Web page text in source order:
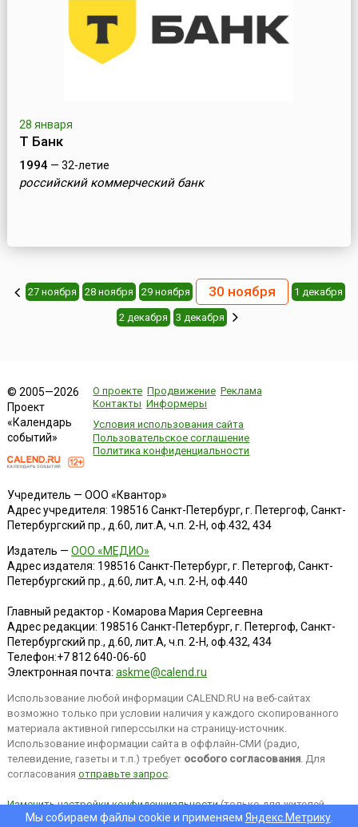
28 января
Т Банк
1994— 32-летие
российский коммерческий банк
27 ноября 28 ноября 29 ноября 30 ноября 1 декабря
2 декабря 3 декабря
© 2005—2026
Проект
«Календарь
событий»
О проекте Продвижение Реклама
Контакты Информеры
Условия использования сайта
Пользовательское соглашение
Политика конфиденциальности
Учредитель — ООО «Квантор»
Адрес учредителя: 198516 Санкт-Петербург, г. Петергоф, Санкт-
Петербургский пр., д.60, лит.А, ч.п. 2-Н, оф.432, 434
Издатель — ООО «МЕДИО»
Адрес издателя: 198516 Санкт-Петербург, г. Петергоф, Санкт-
Петербургский пр., д.60, лит.А, ч.п. 2-Н, оф.440
Главный редактор - Комарова Мария Сергеевна
Адрес редакции: 198516 Санкт-Петербург, г. Петергоф, Санкт-
Петербургский пр., д.60, лит.А, ч.п. 2-Н, оф.432, 434
Телефон:+7 812 640-06-60
Электронная почта: askme@calend.ru
Использование любой информации CALEND.RU на веб-сайтах
возможно только при условии наличия у каждого скопированного
материала активной гиперссылки на страницу-источник.
Использование информации сайта в оффлайн-СМИ (радио,
телевидение, газеты и т.п.) требует особого согласования. Для
согласования отправьте запрос.
Изменить настройки конфиденциальности(только для жителей
EEA).Мы собираем файлы cookie и применяем Яндекс.Метрику.